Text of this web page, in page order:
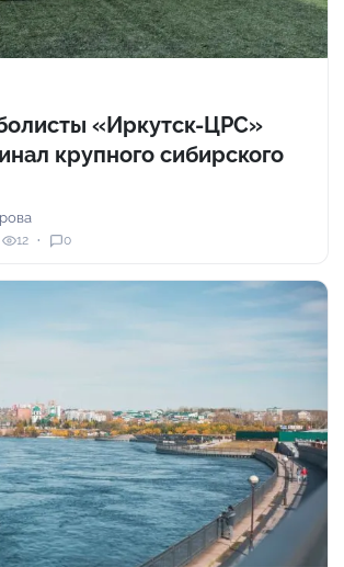
«Иркутск-ЦРС»
крупного сибирского
12 0